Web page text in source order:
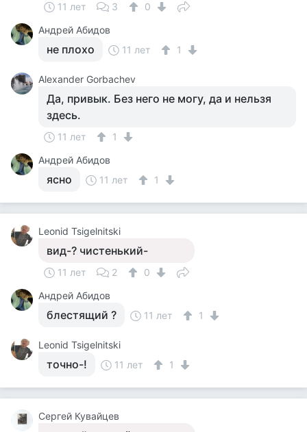
11 лет 3
0
Андрей Абидов
не плохо 11 лет 1
Alexander Gorbachev
Да, привык. Без него не могу, да и нельзя
здесь.
11 лет
1
Андрей Абидов
ясно 11 лет 1
Leonid Tsigelnitski
вид-? чистенький-
11 лет 2
0
Андрей Абидов
блестящий ? 11 лет 1
Leonid Tsigelnitski
точно-! 11 лет 1
Сергей Кувайцев